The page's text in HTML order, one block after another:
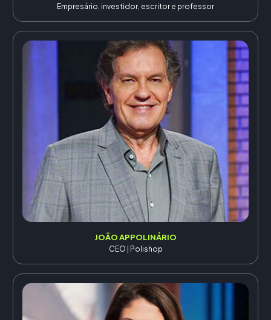
Empresário, investidor, escritor e professor
JOÃO APPOLINÁRIO
CEO | Polishop